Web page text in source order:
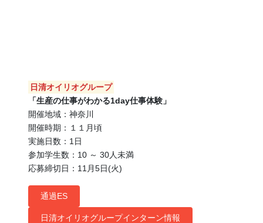
日清オイリオグループ
「生産の仕事がわかる1day仕事体験」
開催地域：神奈川
開催時期：１１月頃
実施日数：1日
参加学生数：10 ～ 30人未満
応募締切日：11月5日(火)
通過ES
日清オイリオグループインターン情報